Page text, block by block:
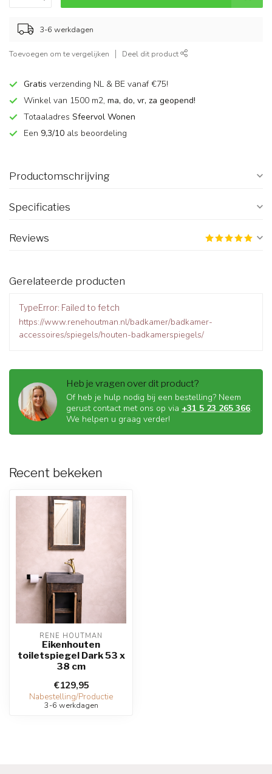
3-6 werkdagen
Toevoegen om te vergelijken Deel dit product
Gratis verzending NL & BE vanaf €75!
Winkel van 1500 m2, ma, do, vr, za geopend!
Totaaladres Sfeervol Wonen
Een 9,3/10 als beoordeling
Productomschrijving
Specificaties
Reviews
Gerelateerde producten
TypeError: Failed to fetch
https://www.renehoutman.nl/badkamer/badkamer-
accessoires/spiegels/houten-badkamerspiegels/
Heb je vragen over dit product?
Of heb je hulp nodig bij een bestelling? Neem
gerust contact met ons op via +31 5 23 265 366.
We helpen u graag verder!
Recent bekeken
RENE HOUTMAN
Eikenhouten
toiletspiegel Dark 53 x
38 cm
€129,95
Nabestelling/Productie
3-6 werkdagen